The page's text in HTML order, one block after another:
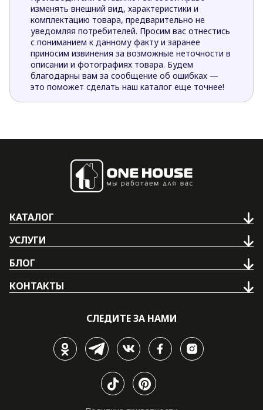
изменять внешний вид, характеристики и
комплектацию товара, предварительно не
уведомляя потребителей. Просим вас отнестись
с пониманием к данному факту и заранее
приносим извинения за возможные неточности в
описании и фотографиях товара. Будем
благодарны вам за сообщение об ошибках —
это поможет сделать наш каталог еще точнее!
КАТАЛОГ
УСЛУГИ
БЛОГ
КОНТАКТЫ
СЛЕДИТЕ ЗА НАМИ